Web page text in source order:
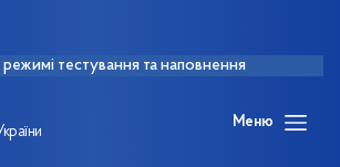
тестування та наповнення
Меню